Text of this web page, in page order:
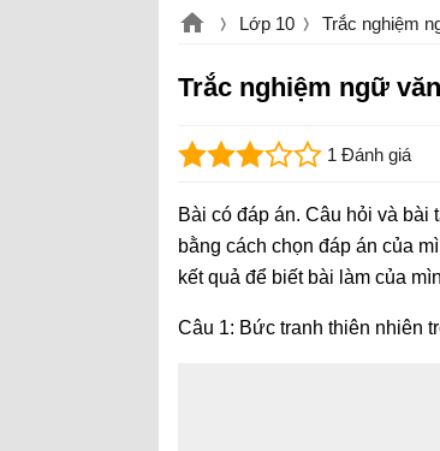
Lớp 10 Trắc nghiệm
Trắc nghiệm ngữ
1 Đánh giá
Bài có đáp án. Câu hỏi và bài
bằng cách chọn đáp án của
kết quả để biết bài làm của
Câu 1: Bức tranh thiên nhiên